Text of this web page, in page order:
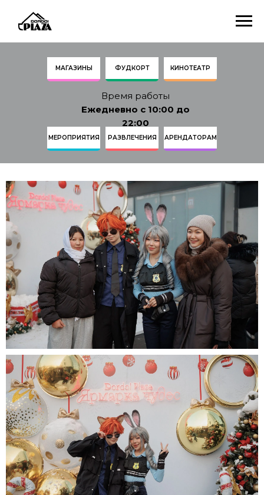
МАГАЗИНЫ ФУДКОРТ КИНОТЕАТР
МЕРОПРИЯТИЯ РАЗВЛЕЧЕНИЯ АРЕНДАТОРАМ
Время работы
Ежедневно с 10:00 до
22:00